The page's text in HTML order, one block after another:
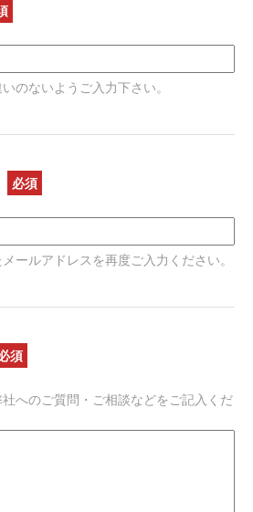
のないようご入力下さい。
ールアドレスを再度ご入力ください。
へのご質問・ご相談などをご記入くだ